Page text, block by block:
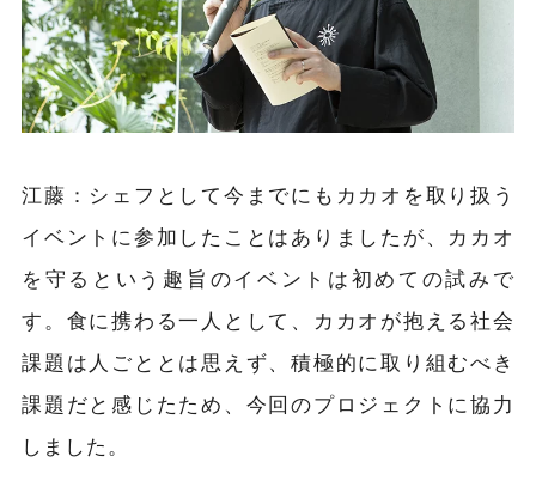
江藤： シェフとして今までにもカカオを取り扱う
イベントに参加したことはありましたが、カカオ
を守るという趣旨のイベントは初めての試みで
す。食に携わる一人として、カカオが抱える社会
課題は人ごととは思えず、積極的に取り組むべき
課題だと感じたため、今回のプロジェクトに協力
しました。